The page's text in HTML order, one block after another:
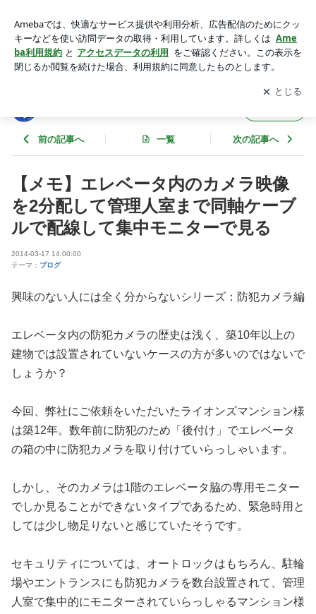
同軸ケーブルで配線して集中モニターで見る | 東京スカイツリ
ーファンクラブブログ
アプリをダウンロードして ブログの更新通知
を受け取りまし
ょう。
開く
前の記事へ 一覧 次の記事へ
【メモ】エレベータ内のカメラ映像
を2分配して管理人室まで同軸ケーブ
ルで配線して集中モニターで見る
2014-03-17 14:00:00
テーマ： ブログ
興味のない人には全く分からないシリーズ：防犯カメラ編
エレベータ内の防犯カメラの歴史は浅く、築10年以上の
建物では設置されていないケースの方が多いのではないで
しょうか？
今回、弊社にご依頼をいただいたライオンズマンション様
は築12年。数年前に防犯のため「後付け」でエレベータ
の箱の中に防犯カメラを取り付けていらっしゃいます。
しかし、そのカメラは1階のエレベータ脇の専用モニター
でしか見ることができないタイプであるため、緊急時用と
しては少し物足りないと感じていたそうです。
セキュリティについては、オートロックはもちろん、駐輪
場やエントランスにも防犯カメラを数台設置されて、管理
人室で集中的にモニターされていらっしゃるマンション様